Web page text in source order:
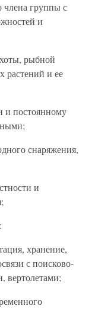
члена группы с
и
рыбной
растений и ее
постоянному
снаряжения,
и
хранение,
с поисково-
вертолетами;